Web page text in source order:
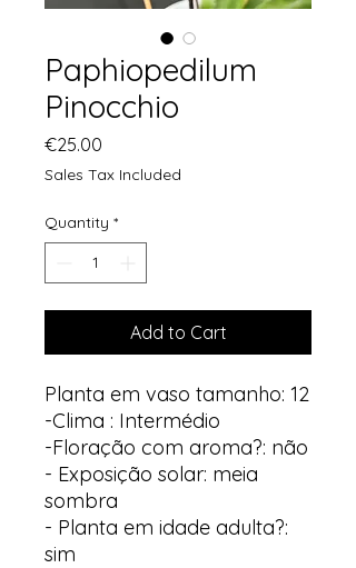
Paphiopedilum
Pinocchio
€25.00
Sales Tax Included
Quantity *
Add to Cart
Planta em vaso tamanho: 12
-Clima : Intermédio
-Floração com aroma?: não
- Exposição solar: meia
sombra
- Planta em idade adulta?:
sim